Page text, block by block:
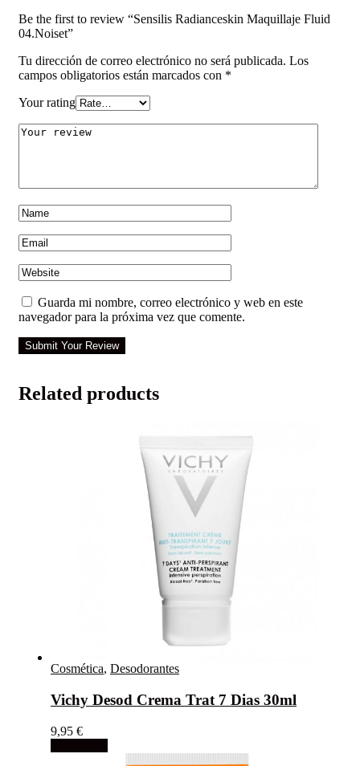
Be the first to review “Sensilis Radianceskin Maquillaje Fluid
04.Noiset”
Tu dirección de correo electrónico no será publicada. Los
campos obligatorios están marcados con *
Your rating
Guarda mi nombre, correo electrónico y web en este
navegador para la próxima vez que comente.
Submit Your Review
Related products
Cosmética, Desodorantes
Vichy Desod Crema Trat 7 Dias 30ml
9,95 €